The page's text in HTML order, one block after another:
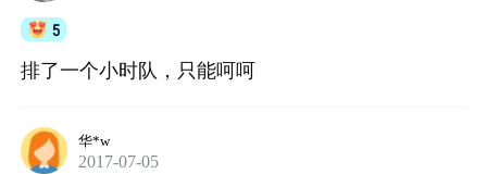
5
排了一个小时队，只能呵呵
华*w
2017-07-05